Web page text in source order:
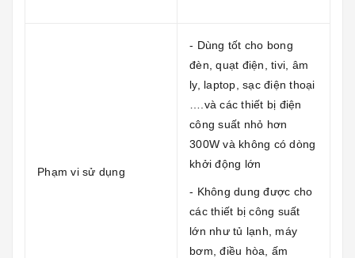
Phạm vi sử dụng
- Dùng tốt cho bong
đèn, quạt điện, tivi, âm
ly, laptop, sạc điện thoại
….và các thiết bị điện
công suất nhỏ hơn
300W và không có dòng
khởi động lớn
- Không dung được cho
các thiết bị công suất
lớn như tủ lạnh, máy
bơm, điều hòa, ấm